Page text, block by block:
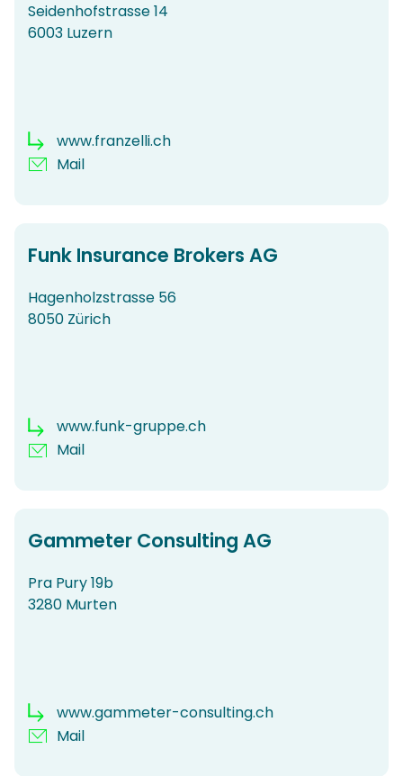
Seidenhofstrasse 14
6003 Luzern
www.franzelli.ch
Mail
Funk Insurance Brokers AG
Hagenholzstrasse 56
8050 Zürich
www.funk-gruppe.ch
Mail
Gammeter Consulting AG
Pra Pury 19b
3280 Murten
www.gammeter-consulting.ch
Mail